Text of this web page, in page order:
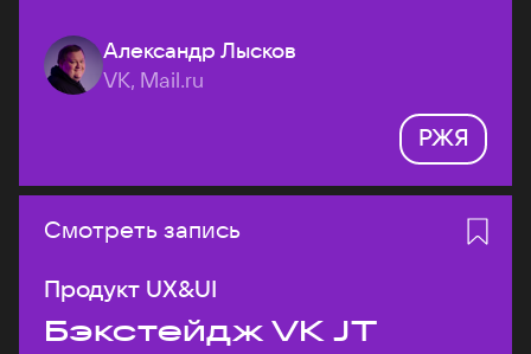
Александр Лысков
VK, Mail.ru
РЖЯ
Смотреть запись
Продукт UX&UI
Бэкстейдж VK JT